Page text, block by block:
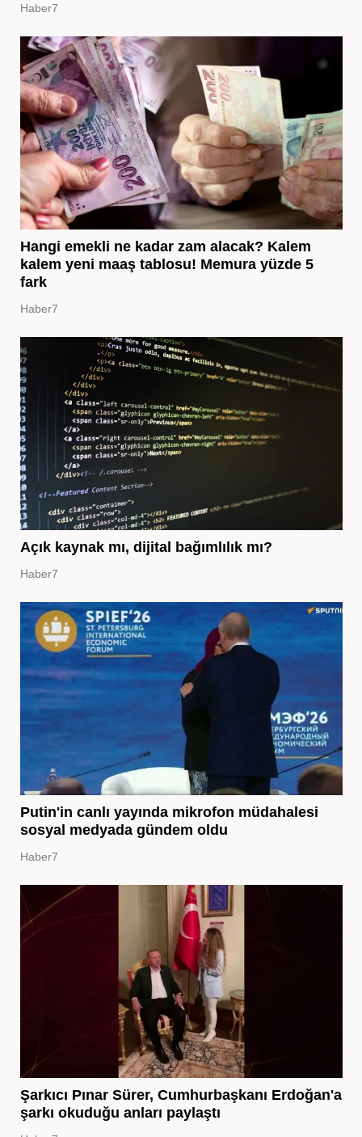
Haber7
Hangi emekli ne kadar zam alacak? Kalem
kalem yeni maaş tablosu! Memura yüzde 5
fark
Haber7
Açık kaynak mı, dijital bağımlılık mı?
Haber7
Putin'in canlı yayında mikrofon müdahalesi
sosyal medyada gündem oldu
Haber7
Şarkıcı Pınar Sürer, Cumhurbaşkanı Erdoğan'a
şarkı okuduğu anları paylaştı